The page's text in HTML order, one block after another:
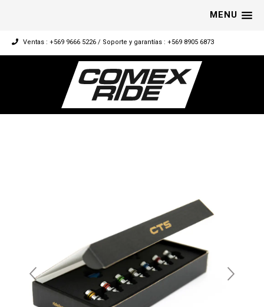
MENU
Ventas : +569 9666 5226 / Soporte y garantías : +569 8905 6873